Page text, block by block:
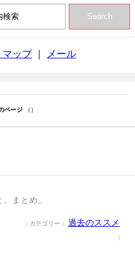
Search
マップ｜ メール
ページ （）
まとめ。
| カテゴリー： 過去のススメ
|